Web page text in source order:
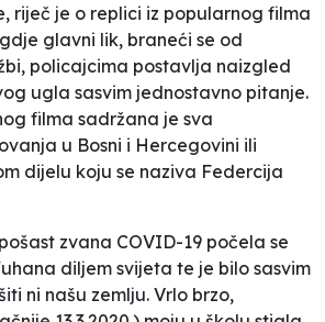
riječ je o replici iz popularnog filma
glavni lik, braneći se od
policajcima postavlja naizgled
ugla sasvim jednostavno pitanje.
filma sadržana je sva
u Bosni i Hercegovini ili
dijelu koju se naziva Federcija
zvana COVID-19 počela se
diljem svijeta te je bilo sasvim
ni našu zemlju. Vrlo brzo,